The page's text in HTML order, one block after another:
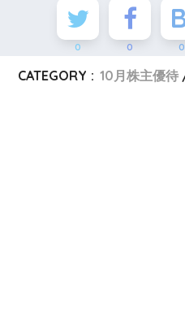
0 0 0
CATEGORY : 10月株主優待